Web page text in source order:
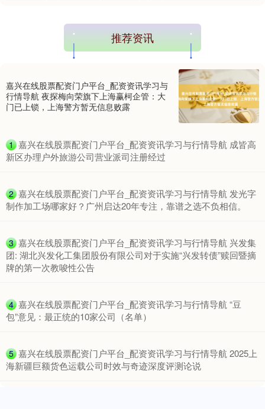
推荐资讯
嘉兴在线股票配资门户平台_配资资讯学习与
行情导航 夜探梅向荣旗下上海赢柯企管：大
门已上锁，上海警方暂无信息败露
1 ​嘉兴在线股票配资门户平台_配资资讯学习与行情导航 成皆高
新区办理户外旅游公司营业派司注册经过
2 ​嘉兴在线股票配资门户平台_配资资讯学习与行情导航 发光字
制作加工场哪家好？广州启达20年专注，靠谱之选不负相信。
3 ​嘉兴在线股票配资门户平台_配资资讯学习与行情导航 兴发集
团: 湖北兴发化工集团股份有限公司对于实施“兴发转债”赎回暨摘
牌的第一次教唆性公告
4 ​嘉兴在线股票配资门户平台_配资资讯学习与行情导航 “豆
包”意见：最正统的10家公司（名单）
5 ​嘉兴在线股票配资门户平台_配资资讯学习与行情导航 2025上
海新疆巨额货色运载公司时效与奇迹深度评测论说